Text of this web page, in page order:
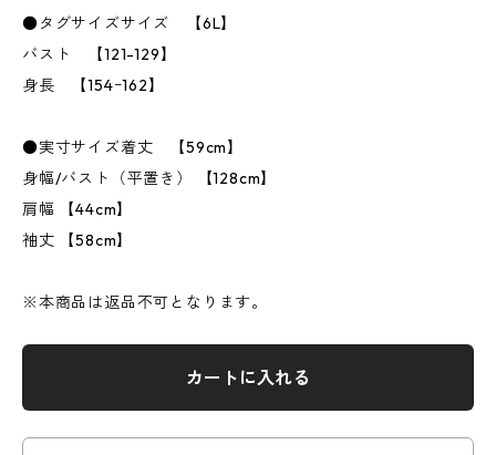
●タグサイズサイズ 【6L】
バスト 【121-129】
身長 【154ｰ162】
●実寸サイズ着丈 【59cm】
身幅/バスト（平置き） 【128cm】
肩幅 【44cm】
袖丈 【58cm】
※本商品は返品不可となります。
カートに入れる